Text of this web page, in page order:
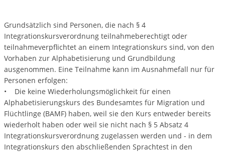
Grundsätzlich sind Personen, die nach § 4
Integrationskursverordnung teilnahmeberechtigt oder
teilnahmeverpflichtet an einem Integrationskurs sind, von den
Vorhaben zur Alphabetisierung und Grundbildung
ausgenommen. Eine Teilnahme kann im Ausnahmefall nur für
Personen erfolgen:
• Die keine Wiederholungsmöglichkeit für einen
Alphabetisierungskurs des Bundesamtes für Migration und
Flüchtlinge (BAMF) haben, weil sie den Kurs entweder bereits
wiederholt haben oder weil sie nicht nach § 5 Absatz 4
Integrationskursverordnung zugelassen werden und - in dem
Integrationskurs den abschließenden Sprachtest in den